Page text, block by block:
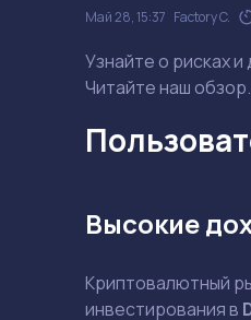
Май 28, 15:37 Factory C.
Узнайте о рисках
Читайте наш обзор.
Высокие
Криптовалютный
инвестирования в